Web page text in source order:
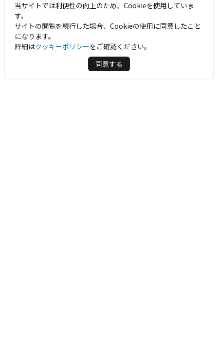
当サイトでは利便性の向上のため、Cookieを使用していま
す。
サイトの閲覧を続行した場合、Cookieの使用に同意したこと
になります。
詳細はクッキーポリシーをご確認ください。
同意する